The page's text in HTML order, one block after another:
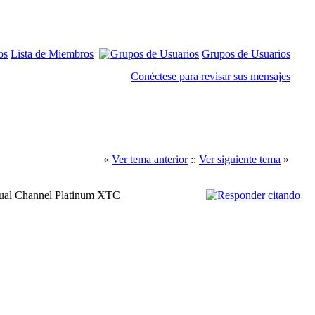
Lista de Miembros
Grupos de Usuarios
Conéctese para revisar sus mensajes
« Ver tema anterior:: Ver siguiente tema »
Channel Platinum XTC